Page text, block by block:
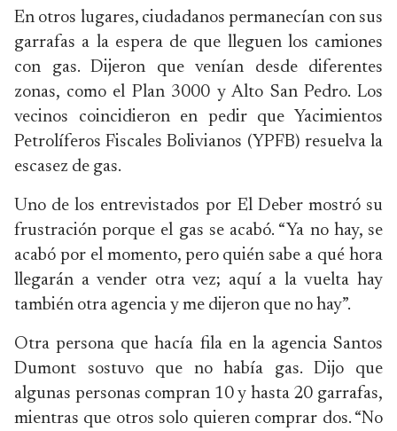
En otros lugares, ciudadanos permanecían con sus
garrafas a la espera de que lleguen los camiones
con gas. Dijeron que venían desde diferentes
zonas, como el Plan 3000 y Alto San Pedro. Los
vecinos coincidieron en pedir que Yacimientos
Petrolíferos Fiscales Bolivianos (YPFB) resuelva la
escasez de gas.
Uno de los entrevistados por El Deber mostró su
frustración porque el gas se acabó. “Ya no hay, se
acabó por el momento, pero quién sabe a qué hora
llegarán a vender otra vez; aquí a la vuelta hay
también otra agencia y me dijeron que no hay”.
Otra persona que hacía fila en la agencia Santos
Dumont sostuvo que no había gas. Dijo que
algunas personas compran 10 y hasta 20 garrafas,
mientras que otros solo quieren comprar dos. “No